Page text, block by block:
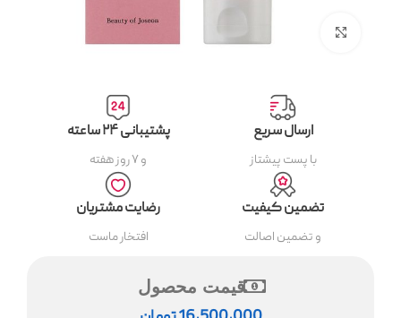
ارسال سریع
با پست پیشتاز
پشتیبانی ۲۴ ساعته
و ۷ روز هفته
تضمین کیفیت
و تضمین اصالت
رضایت مشتریان
افتخار ماست
قیمت محصول